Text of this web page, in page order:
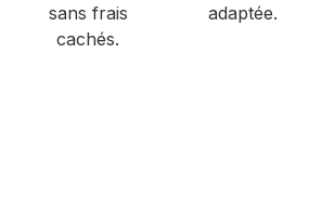
sans frais
cachés.
adaptée.